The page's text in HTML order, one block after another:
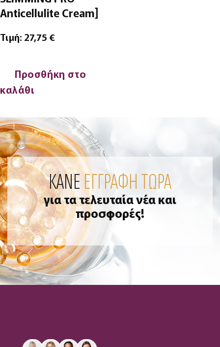
Anticellulite Cream]
Τιμή: 27,75€
Προσθήκη στο
καλάθι
ΚΑΝΕΕΓΓΡΑΦΗ ΤΩΡΑ
για τα τελευταία νέα και
προσφορές!